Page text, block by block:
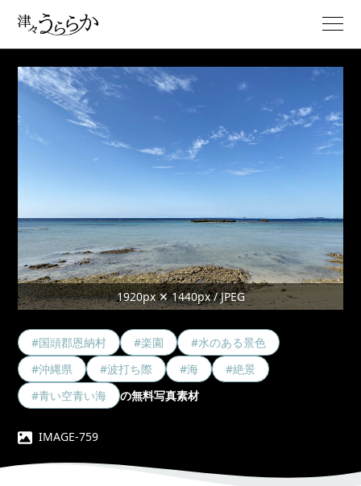
1920px ✕ 1440px / JPEG
#国頭郡恩納村 #楽園
#水のある景色
#沖縄県
#波打ち際 #海
#絶景
#青い空青い海
の無料写真素材
IMAGE-759